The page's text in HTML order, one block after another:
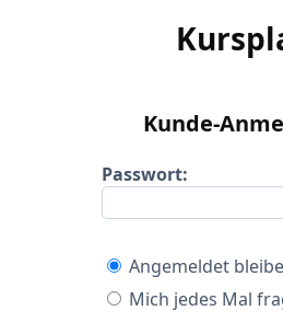
Kunde-
Passwort:
Angemeldet
Mich jedes Mal